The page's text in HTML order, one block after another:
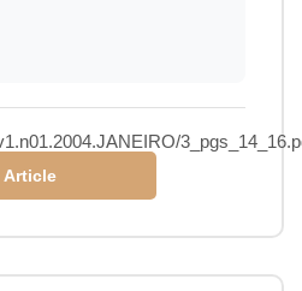
Article